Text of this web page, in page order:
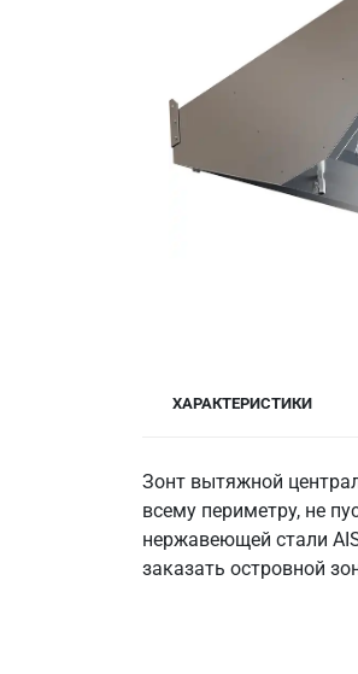
ХАРАКТЕРИСТИКИ
Зонт вытяжной
всему периметру, не
нержавеющей стали
заказать островной